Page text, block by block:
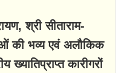
श्री सीताराम-
की भव्य एवं अलौकिक
ख्यातिप्राप्त कारीगरों